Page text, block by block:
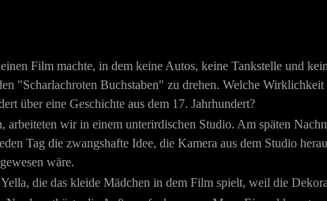
Film machte, in dem keine Autos, keine Tankstelle und
"Scharlachroten Buchstaben" zu drehen. Welche
über eine Geschichte aus dem 17. Jahrhundert?
wir in einem unterirdischen Studio. Am späten
Tag die zwangshafte Idee, die Kamera aus dem Studio
wäre.
die das kleide Mädchen in dem Film spielt, weil die